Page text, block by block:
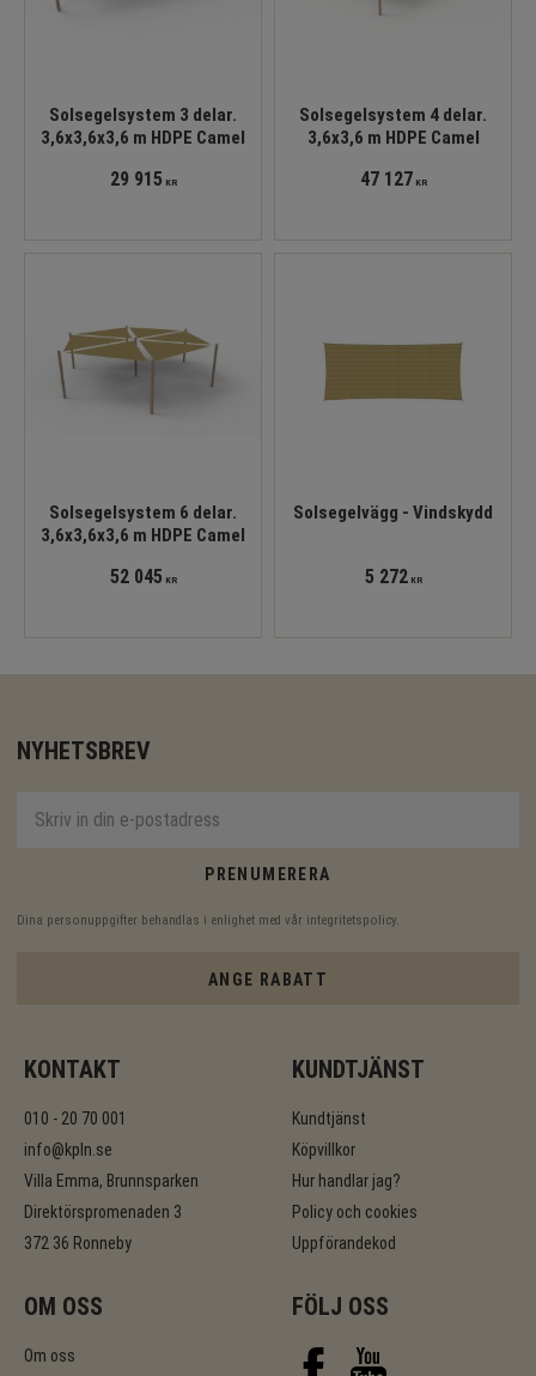
Solsegelsystem 3 delar.
3,6x3,6x3,6 m HDPE Camel
29 915 KR
Solsegelsystem 4 delar.
3,6x3,6 m HDPE Camel
47 127 KR
Solsegelsystem 6 delar.
3,6x3,6x3,6 m HDPE Camel
52 045 KR
Solsegelvägg - Vindskydd
5 272KR
NYHETSBREV
PRENUMERERA
Dina personuppgifter behandlas i enlighet med vår integritetspolicy
ANGE RABATT
KONTAKT
010 - 20 70 001
info@kpln.se
Villa Emma, Brunnsparken
Direktörspromenaden 3
372 36 Ronneby
KUNDTJÄNST
Kundtjänst
Köpvillkor
Hur handlar jag?
Policy och cookies
Uppförandekod
OM OSS
Om oss
FÖLJ OSS